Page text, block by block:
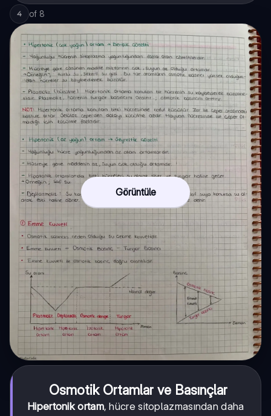
4 of 8
Görüntüle
Osmotik Ortamlar ve Basınçlar
Hipertonik ortam, hücre sitoplazmasından daha